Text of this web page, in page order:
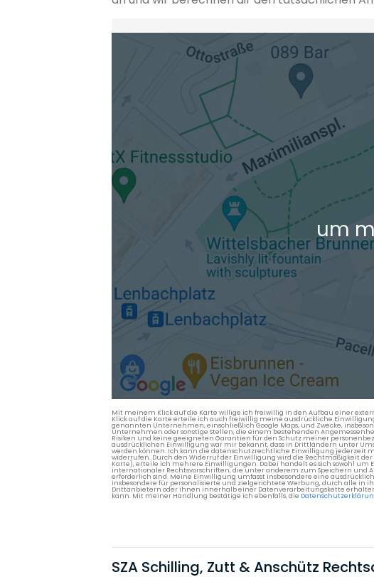
Heimatadresse oder Wunschort
Die berechneten Anreisezeiten basieren auf den
um
Mit meinem Klick auf die Karte willige ich freiwillig in den Aufbau einer
Klick auf die Karte erteile ich auch freiwillig meine ausdrückliche
genannten Unternehmen, einschließlich Google Maps, und Zwecke,
Unternehmen oder sonstige Stellen, die einem bestehenden
Risiken und keine geeigneten Garantien für den Schutz meiner
ausdrücklichen Einwilligung war mir bekannt, dass in Drittländern unter
werden können. Ich kann die datenschutzrechtliche Einwilligung jederzeit
widerrufen. Durch den Widerruf der Einwilligung wird die Rechtmäßigkeit
Karte), erteile ich mehrere Einwilligungen. Dabei handelt es sich sowohl um
internationaler Rechtsvorschriften, die unter anderem zum Speichern und
erforderlich sind. Meine Einwilligung umfasst insbesondere eine
insbesondere für personalisierte und zielgerichtete Werbung, durch alle in
Drittanbietern oder ihnen innerhalb einer Datenverarbeitungskette
kann. Mit meiner Handlung bestätige ich ebenfalls, die
SZA Schilling, Zutt & Anschütz